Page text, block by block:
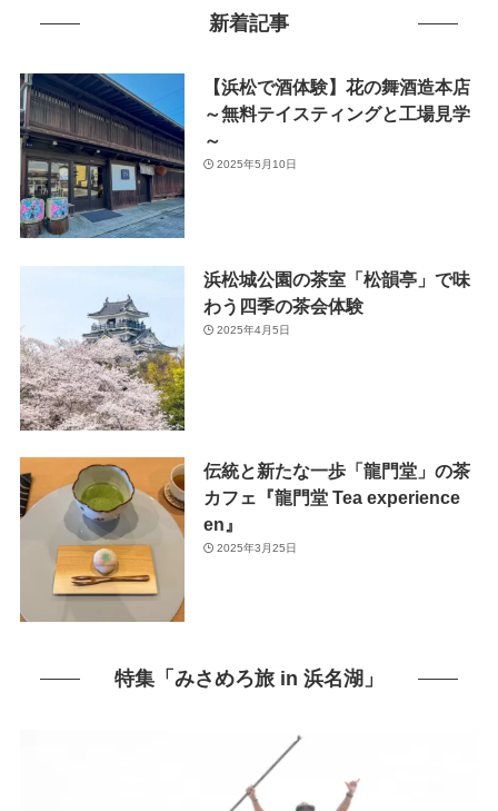
新着記事
【浜松で酒体験】花の舞酒造本店
～無料テイスティングと工場見学
～
2025年5月10日
浜松城公園の茶室「松韻亭」で味
わう四季の茶会体験
2025年4月5日
伝統と新たな一歩「龍門堂」の茶
カフェ『龍門堂 Tea experience
en』
2025年3月25日
特集「みさめろ旅 in 浜名湖」